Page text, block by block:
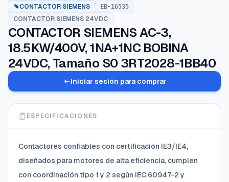
CONTACTOR SIEMENS EB-16535
CONTACTOR SIEMENS 24VDC
CONTACTOR SIEMENS AC-3,
18.5KW/400V, 1NA+1NC BOBINA
24VDC, Tamaño S0 3RT2028-1BB40
Iniciar sesión para comprar
ESPECIFICACIONES
Contactores confiables con certificación IE3/IE4,
diseñados para motores de alta eficiencia, cumplen
con coordinación tipo 1 y 2 según IEC 60947-2 y